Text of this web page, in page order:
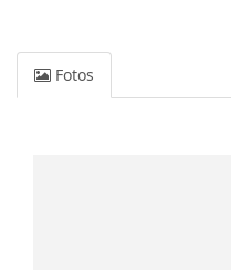
Fotos